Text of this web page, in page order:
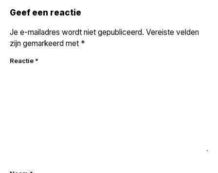
navigatie
Geef een reactie
Je e-mailadres wordt niet gepubliceerd. Vereiste velden
zijn gemarkeerd met *
Reactie *